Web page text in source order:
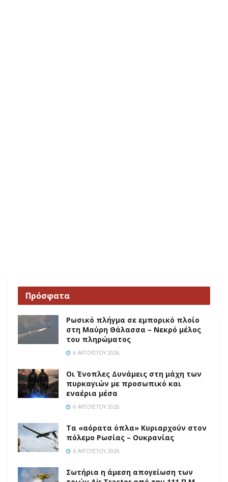
Πρόσφατα
Ρωσικό πλήγμα σε εμπορικό πλοίο
στη Μαύρη Θάλασσα – Νεκρό μέλος
του πληρώματος
6 ΑΥΓΟΎΣΤΟΥ 2026
Οι Ένοπλες Δυνάμεις στη μάχη των
πυρκαγιών με προσωπικό και
εναέρια μέσα
6 ΑΥΓΟΎΣΤΟΥ 2026
Τα «αόρατα όπλα» Κυριαρχούν στον
πόλεμο Ρωσίας – Ουκρανίας
6 ΑΥΓΟΎΣΤΟΥ 2026
Σωτήρια η άμεση απογείωση των